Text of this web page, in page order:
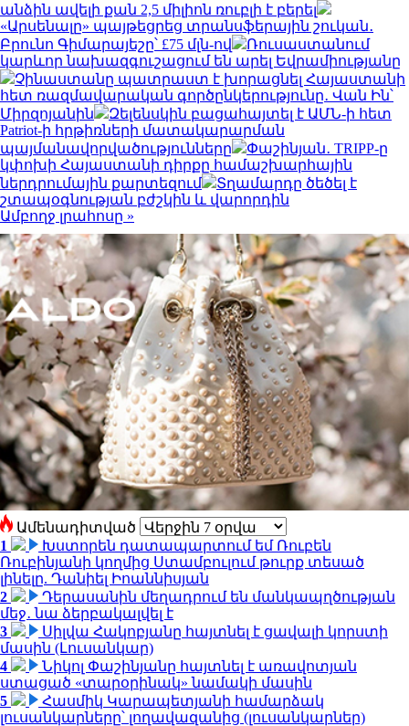
անձին ավելի քան 2,5 միլիոն ռուբլի է բերել
«Արսենալը» պայթեցրեց տրանսֆերային շուկան․
Բրունո Գիմարայեշը՝ £75 մլն-ով
Ռուսաստանում
կարևոր նախազգուշացում են արել Եվրամիությանը
Չինաստանը պատրաստ է խորացնել Հայաստանի
հետ ռազմավարական գործընկերությունը․ Վան Ին՝
Միրզոյանին
Զելենսկին բացահայտել է ԱՄՆ-ի հետ
Patriot-ի հրթիռների մատակարարման
պայմանավորվածությունները
Փաշինյան․ TRIPP-ը
կփոխի Հայաստանի դիրքը համաշխարհային
ներդրումային քարտեզում
Տղամարդը ծեծել է
շտապօգնության բժշկին և վարորդին
Ամբողջ լրահոսը »
Ամենադիտված
1
Խստորեն դատապարտում եմ Ռուբեն
Ռուբինյանի կողմից Ստամբուլում թուրք տեսած
լինելը. Դանիել Իոաննիսյան
2
Դերասանին մեղադրում են մանկապղծության
մեջ․ նա ձերբակալվել է
3
Սիլվա Հակոբյանը հայտնել է ցավալի կորստի
մասին (Լուսանկար)
4
Նիկոլ Փաշինյանը հայտնել է առավոտյան
ստացած «տարօրինակ» նամակի մասին
5
Հասմիկ Կարապետյանի համարձակ
լուսանկարները՝ լողավազանից (լուսանկարներ)